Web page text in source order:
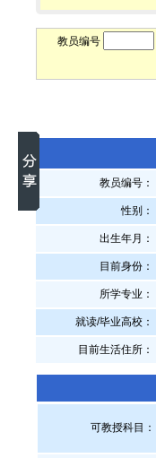
教员编号
教员编号：
性别：
出生年月：
目前身份：
所学专业：
就读/毕业高校：
目前生活住所：
可教授科目：